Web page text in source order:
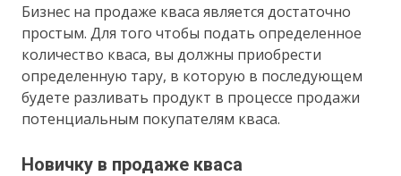
Бизнес на продаже кваса является достаточно
простым. Для того чтобы подать определенное
количество кваса, вы должны приобрести
определенную тару, в которую в последующем
будете разливать продукт в процессе продажи
потенциальным покупателям кваса.
Новичку в продаже кваса